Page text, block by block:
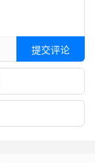
提交评论